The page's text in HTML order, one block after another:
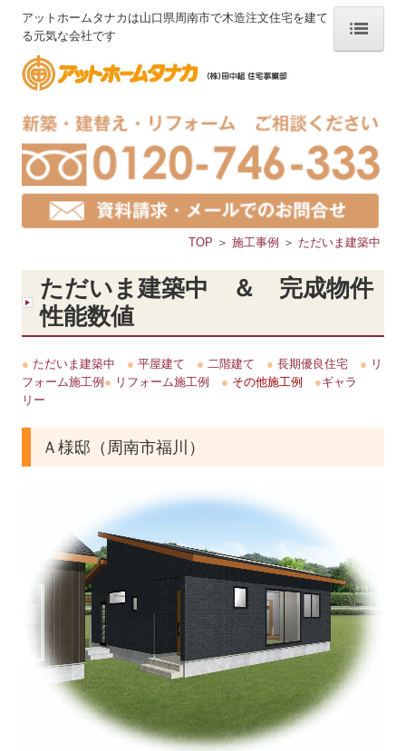
ホーム
タナカのこだわり
“住みごこち” とは
3つの健康
一期一会
選ばれる理由
家づくりの流れ
地域に向けた活動
お客様の声（田中組）
いいお話
よくある質問
見学会・イベント情報
永源山モデルハウス
アットホームタナカは山口県周南市で木造注文住宅を建て
る元気な会社です
TOP ＞ 施工事例 ＞ ただいま建築中
ただいま建築中 ＆ 完成物件
性能数値
● ただいま建築中 ● 平屋建て ● 二階建て ● 長期優良住宅 ● リ
フォーム施工例 ● リフォーム施工例 ● その他施工例 ●ギャラ
リー
Ａ様邸（周南市福川）